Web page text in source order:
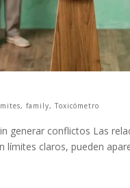
,family,Toxicómetro
generar conflictos Las
límites claros, pueden